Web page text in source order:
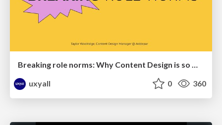
Breaking role norms: Why Content Design is so much more than writing copy - Taylor Woolridge
uxyall
0 360